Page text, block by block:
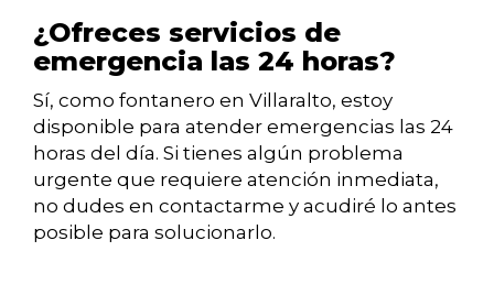
¿Ofreces servicios de
emergencia las 24 horas?
Sí, como fontanero en Villaralto, estoy
disponible para atender emergencias las 24
horas del día. Si tienes algún problema
urgente que requiere atención inmediata,
no dudes en contactarme y acudiré lo antes
posible para solucionarlo.